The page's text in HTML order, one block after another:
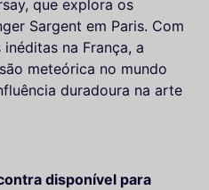
que explora os
Sargent em Paris. Com
na França, a
meteórica no mundo
duradoura na arte
disponível para